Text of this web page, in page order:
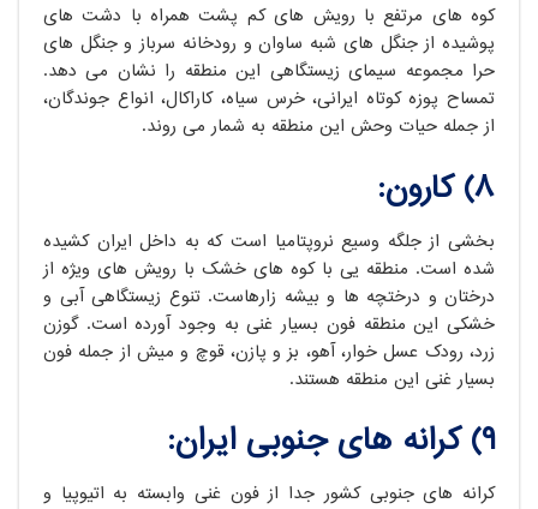
کوه های مرتفع با رویش های کم پشت همراه با دشت های
پوشیده از جنگل های شبه ساوان و رودخانه سرباز و جنگل های
حرا مجموعه سیمای زیستگاهی این منطقه را نشان می دهد.
تمساح پوزه کوتاه ایرانی، خرس سیاه، کاراکال، انواع جوندگان،
از جمله حیات وحش این منطقه به شمار می روند.
8) کارون:
بخشی از جلگه وسیع نروپتامیا است که به داخل ایران کشیده
شده است. منطقه یی با کوه های خشک با رویش های ویژه از
درختان و درختچه ها و بیشه زارهاست. تنوع زیستگاهی آبی و
خشکی این منطقه فون بسیار غنی به وجود آورده است. گوزن
زرد، رودک عسل خوار، آهو، بز و پازن، قوچ و میش از جمله فون
بسیار غنی این منطقه هستند.
9) کرانه های جنوبی ایران:
کرانه های جنوبی کشور جدا از فون غنی وابسته به اتیوپیا و